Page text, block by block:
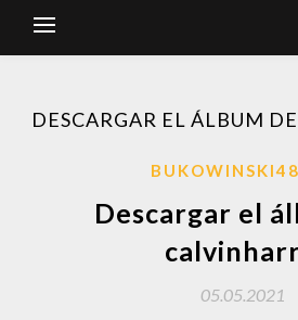
DESCARGAR EL ÁLBUM
Descargar el
05.05.2021